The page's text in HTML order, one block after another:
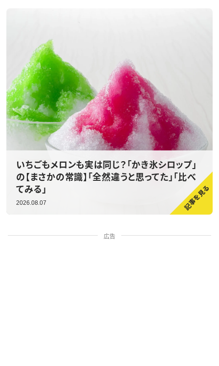
いちごもメロンも実は同じ？「かき氷シロップ」
の【まさかの常識】「全然違うと思ってた」「比べ
てみる」
2026.08.07
広告